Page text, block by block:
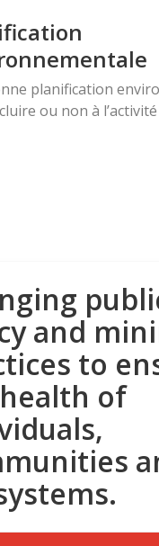
planification
ou non à
and
to
of